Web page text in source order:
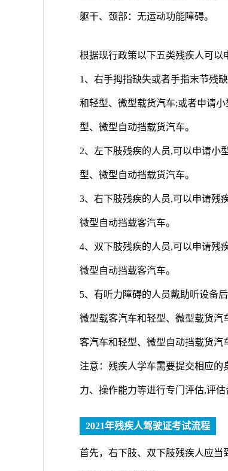
躯干、颈部：无运动功能障碍。
根据现行政策以下五类残疾人可以
1、右手拇指缺失或者手指末节残
和轻型、微型载货汽车;或者申请
型、微型自动挡载货汽车。
2、左下肢残疾的人员,可以申请小
型、微型自动挡载货汽车。
3、右下肢残疾的人员,可以申请残
微型自动挡载客汽车。
4、双下肢残疾的人员,可以申请残
微型自动挡载客汽车。
5、有听力障碍的人员戴助听设备
微型载客汽车和轻型、微型载货汽
客汽车和轻型、微型自动挡载货汽
注意：残疾人学车需要提交相应
力、操作能力等进行专门评估,评
2021年残疾人驾驶证考试流程
首先，右下肢、双下肢残疾人应